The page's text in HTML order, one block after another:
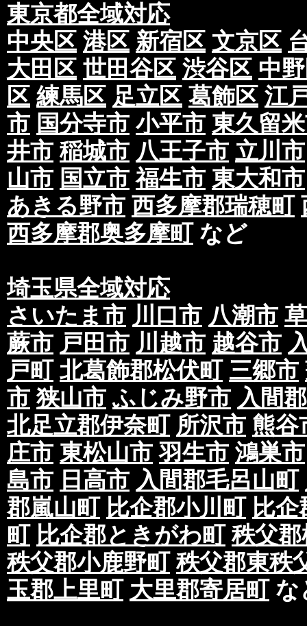
東京都全域対応
中央区 港区 新宿区 文京区
大田区 世田谷区 渋谷区 中
区 練馬区 足立区 葛飾区 江
市 国分寺市 小平市 東久留
井市 稲城市 八王子市 立川市
山市 国立市 福生市 東大和市
あきる野市 西多摩郡瑞穂町
西多摩郡奥多摩町など
埼玉県全域対応
さいたま市 川口市 八潮市
蕨市 戸田市 川越市 越谷市
戸町 北葛飾郡松伏町 三郷市
市 狭山市 ふじみ野市 入間
北足立郡伊奈町 所沢市 熊谷
庄市 東松山市 羽生市 鴻巣市
島市 日高市 入間郡毛呂山町
郡嵐山町 比企郡小川町 比
町 比企郡ときがわ町 秩父
秩父郡小鹿野町 秩父郡東秩
玉郡上里町 大里郡寄居町な